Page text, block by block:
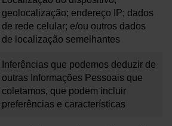
geolocalização; endereço IP; dados
de rede celular; e/ou outros dados
de localização semelhantes
Inferências que podemos deduzir de
outras Informações Pessoais que
coletamos, que podem incluir
preferências e características